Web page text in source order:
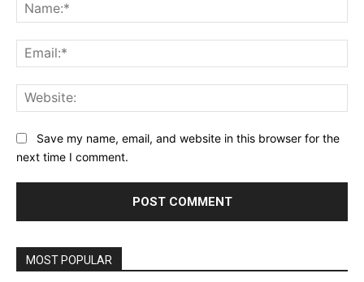
Save my name, email, and website in this browser for the
next time I comment.
MOST POPULAR